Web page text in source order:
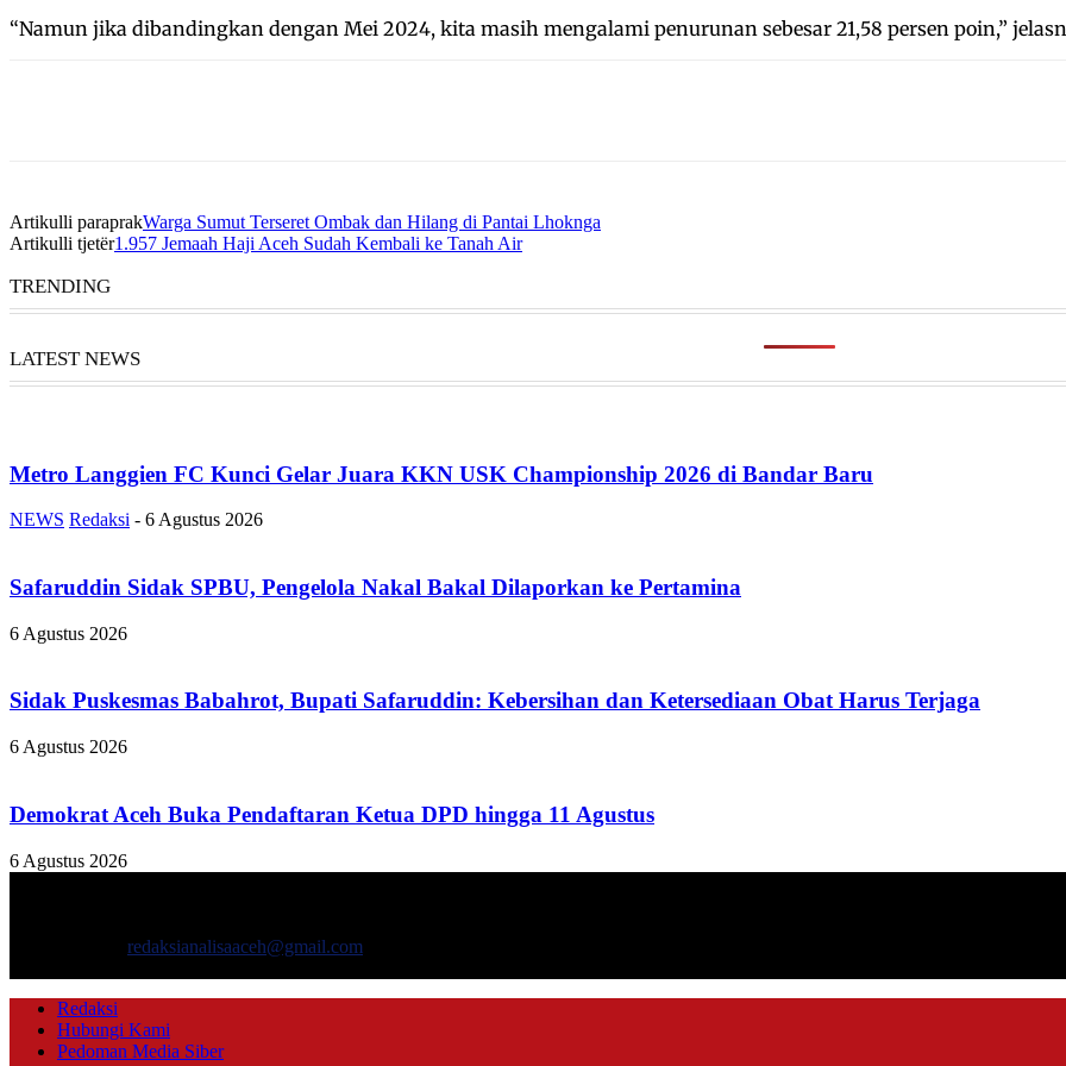
“Namun jika dibandingkan dengan Mei 2024, kita masih mengalami penurunan sebesar 21,58 persen poin,”
Artikulli paraprakWarga Sumut Terseret Ombak dan Hilang di Pantai Lhoknga
Artikulli tjetër1.957 Jemaah Haji Aceh Sudah Kembali ke Tanah Air
TRENDING
LATEST NEWS
Metro Langgien FC Kunci Gelar Juara KKN USK Championship 2026 di Bandar Baru
NEWS Redaksi - 6 Agustus 2026
Safaruddin Sidak SPBU, Pengelola Nakal Bakal Dilaporkan ke Pertamina
6 Agustus 2026
Sidak Puskesmas Babahrot, Bupati Safaruddin: Kebersihan dan Ketersediaan Obat Harus Terjaga
6 Agustus 2026
Demokrat Aceh Buka Pendaftaran Ketua DPD hingga 11 Agustus
6 Agustus 2026
redaksianalisaaceh@gmail.com
Redaksi
Hubungi Kami
Pedoman Media Siber